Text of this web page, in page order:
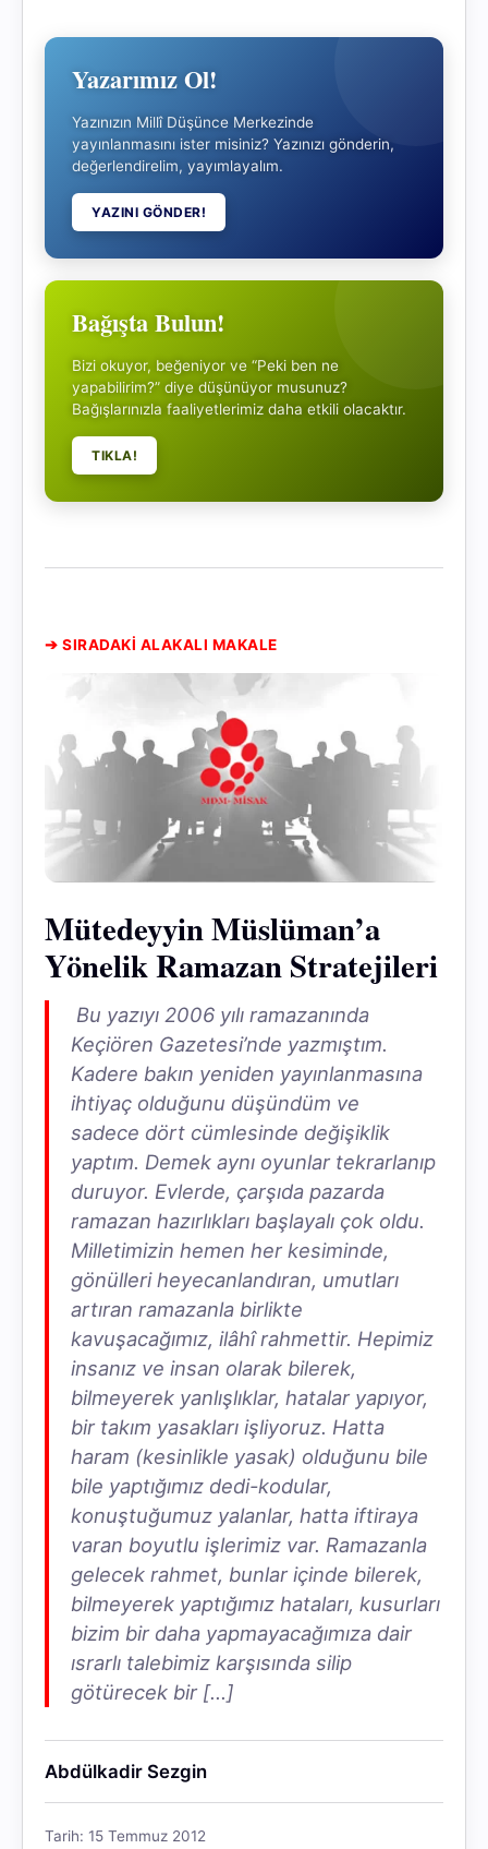
Yazarımız Ol!
Yazınızın Millî Düşünce Merkezinde
yayınlanmasını ister misiniz? Yazınızı gönderin,
değerlendirelim, yayımlayalım.
YAZINI GÖNDER!
Bağışta Bulun!
Bizi okuyor, beğeniyor ve “Peki ben ne
yapabilirim?” diye düşünüyor musunuz?
Bağışlarınızla faaliyetlerimiz daha etkili olacaktır.
TIKLA!
➔ SIRADAKİ ALAKALI MAKALE
Mütedeyyin Müslüman’a
Yönelik Ramazan Stratejileri
Bu yazıyı 2006 yılı ramazanında
Keçiören Gazetesi’nde yazmıştım.
Kadere bakın yeniden yayınlanmasına
ihtiyaç olduğunu düşündüm ve
sadece dört cümlesinde değişiklik
yaptım. Demek aynı oyunlar tekrarlanıp
duruyor. Evlerde, çarşıda pazarda
ramazan hazırlıkları başlayalı çok oldu.
Milletimizin hemen her kesiminde,
gönülleri heyecanlandıran, umutları
artıran ramazanla birlikte
kavuşacağımız, ilâhî rahmettir. Hepimiz
insanız ve insan olarak bilerek,
bilmeyerek yanlışlıklar, hatalar yapıyor,
bir takım yasakları işliyoruz. Hatta
haram (kesinlikle yasak) olduğunu bile
bile yaptığımız dedi-kodular,
konuştuğumuz yalanlar, hatta iftiraya
varan boyutlu işlerimiz var. Ramazanla
gelecek rahmet, bunlar içinde bilerek,
bilmeyerek yaptığımız hataları, kusurları
bizim bir daha yapmayacağımıza dair
ısrarlı talebimiz karşısında silip
götürecek bir […]
Abdülkadir Sezgin
Tarih: 15 Temmuz 2012